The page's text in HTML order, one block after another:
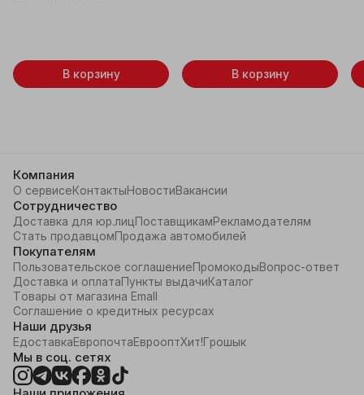
В корзину В корзину
Компания
О сервисеКонтактыНовостиВакансии
Сотрудничество
Доставка для юр.лицПоставщикамРекламодателям
Стать продавцомПродажа автомобилей
Покупателям
Пользовательское соглашениеПромокодыВопрос-ответ
Доставка и оплатаПункты выдачиКаталог
Товары от магазина Emall
Соглашение о кредитных ресурсах
Наши друзья
ЕдоставкаЕвропочтаЕврооптХит!Грошык
Мы в соц. сетях